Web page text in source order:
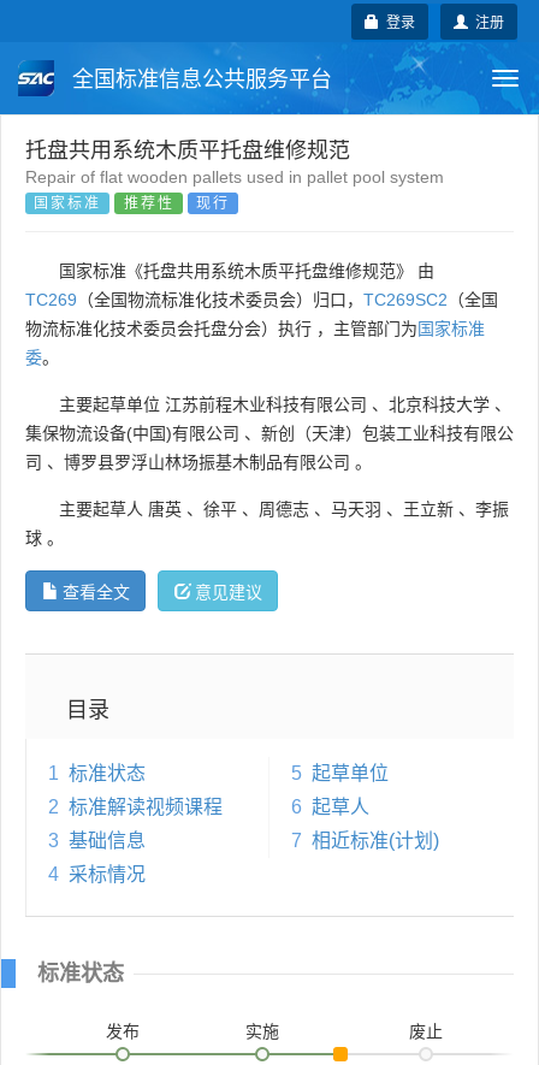
注册
登录
全国标准信息公共服务平台
国家标准 行业标准
团体标准
国外标准 技术委员会
托盘共用系统木质平托盘维修规范
Repair of flat wooden pallets used in pallet pool system
国家标准 推荐性 现行
国家标准《托盘共用系统木质平托盘维修规范》 由
TC269 （全国物流标准化技术委员会）归口， TC269SC2 （全国
物流标准化技术委员会托盘分会）执行 ，主管部门为国家标准
委。
主要起草单位 江苏前程木业科技有限公司 、 北京科技大学 、
集保物流设备(中国)有限公司 、 新创（天津）包装工业科技有限公
司 、 博罗县罗浮山林场振基木制品有限公司 。
主要起草人 唐英 、 徐平 、 周德志 、 马天羽 、 王立新 、 李振
球 。
查看全文 意见建议
目录
1 标准状态
2 标准解读视频课程
3 基础信息
4 采标情况
5 起草单位
6 起草人
7 相近标准(计划)
标准状态
发布 实施 废止